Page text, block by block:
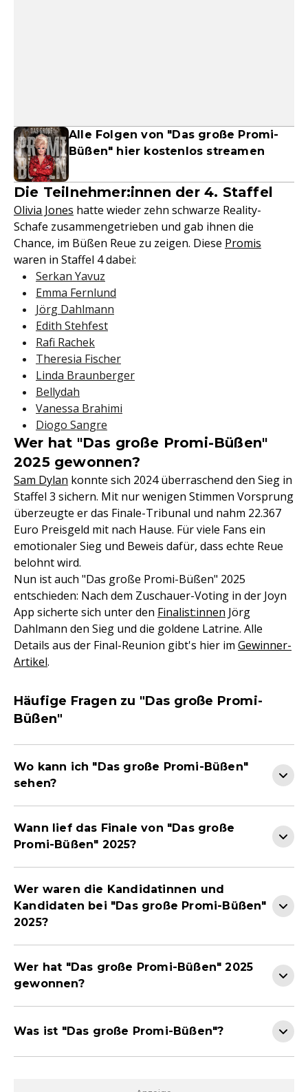
Alle Folgen von "Das große Promi-
Büßen" hier kostenlos streamen
Die Teilnehmer:innen der 4. Staffel
Olivia Jones hatte wieder zehn schwarze Reality-
Schafe zusammengetrieben und gab ihnen die
Chance, im Büßen Reue zu zeigen. Diese Promis
waren in Staffel 4 dabei:
Serkan Yavuz
Emma Fernlund
Jörg Dahlmann
Edith Stehfest
Rafi Rachek
Theresia Fischer
Linda Braunberger
Bellydah
Vanessa Brahimi
Diogo Sangre
Wer hat "Das große Promi-Büßen"
2025 gewonnen?
Sam Dylan konnte sich 2024 überraschend den Sieg in
Staffel 3 sichern. Mit nur wenigen Stimmen Vorsprung
überzeugte er das Finale-Tribunal und nahm 22.367
Euro Preisgeld mit nach Hause. Für viele Fans ein
emotionaler Sieg und Beweis dafür, dass echte Reue
belohnt wird.
Nun ist auch "Das große Promi-Büßen" 2025
entschieden: Nach dem Zuschauer-Voting in der Joyn
App sicherte sich unter den Finalist:innen Jörg
Dahlmann den Sieg und die goldene Latrine. Alle
Details aus der Final-Reunion gibt's hier im Gewinner-
Artikel.
Häufige Fragen zu "Das große Promi-
Büßen"
Wo kann ich "Das große Promi-Büßen"
sehen?
Wann lief das Finale von "Das große
Promi-Büßen" 2025?
Wer waren die Kandidatinnen und
Kandidaten bei "Das große Promi-Büßen"
2025?
Wer hat "Das große Promi-Büßen" 2025
gewonnen?
Was ist "Das große Promi-Büßen"?